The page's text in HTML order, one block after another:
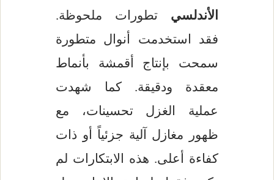
الأندلسيتطورات ملحوظة.
فقد استخدمت أنوال متطورة
سمحت بإنتاج أقمشة بأنماط
معقدة ودقيقة. كما شهدت
عملية الغزل تحسينات، مع
ظهور مغازل آلية جزئياً أو ذات
كفاءة أعلى. هذه الابتكارات لم